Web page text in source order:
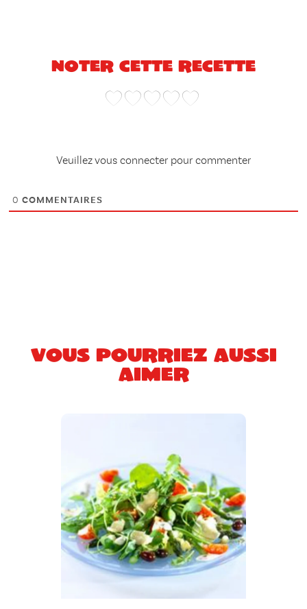
Noter cette recette
Veuillez vous connecter pour commenter
0 COMMENTAIRES
Vous pourriez aussi
aimer